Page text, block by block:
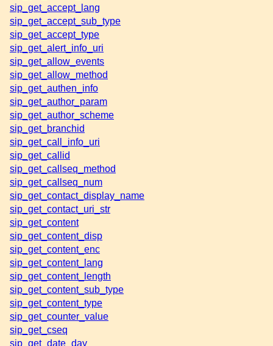
sip_get_accept_lang
sip_get_accept_sub_type
sip_get_accept_type
sip_get_alert_info_uri
sip_get_allow_events
sip_get_allow_method
sip_get_authen_info
sip_get_author_param
sip_get_author_scheme
sip_get_branchid
sip_get_call_info_uri
sip_get_callid
sip_get_callseq_method
sip_get_callseq_num
sip_get_contact_display_name
sip_get_contact_uri_str
sip_get_content
sip_get_content_disp
sip_get_content_enc
sip_get_content_lang
sip_get_content_length
sip_get_content_sub_type
sip_get_content_type
sip_get_counter_value
sip_get_cseq
sip_get_date_day